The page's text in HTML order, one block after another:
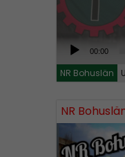
A
u
d
o
00:00
NR Bohuslän
NR